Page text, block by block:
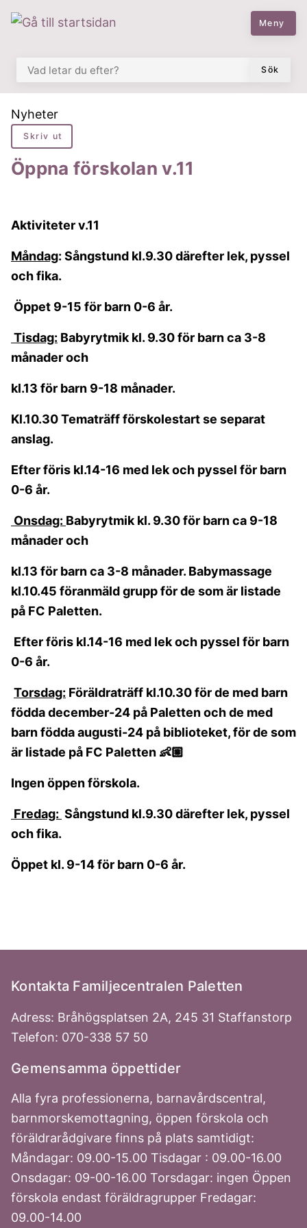
till innehåll
till huvudmeny Meny
Sök
Du är här:
Nyheter
Skriv ut
Öppna förskolan v.11
Aktiviteter v.11
Måndag: Sångstund kl.9.30 därefter lek, pyssel
och fika.
Öppet 9-15 för barn 0-6 år.
Tisdag: Babyrytmik kl. 9.30 för barn ca 3-8
månader och
kl.13 för barn 9-18 månader.
Kl.10.30 Tematräff förskolestart se separat
anslag.
Efter föris kl.14-16 med lek och pyssel för barn
0-6 år.
Onsdag: Babyrytmik kl. 9.30 för barn ca 9-18
månader och
kl.13 för barn ca 3-8 månader. Babymassage
kl.10.45 föranmäld grupp för de som är listade
på FC Paletten.
Efter föris kl.14-16 med lek och pyssel för barn
0-6 år.
Torsdag: Föräldraträff kl.10.30 för de med barn
födda december-24 på Paletten och de med
barn födda augusti-24 på biblioteket, för de som
är listade på FC Paletten 👶🏼
Ingen öppen förskola.
Fredag: Sångstund kl.9.30 därefter lek, pyssel
och fika.
Öppet kl. 9-14 för barn 0-6 år.
Kontakta Familjecentralen Paletten
Adress: Bråhögsplatsen 2A, 245 31 Staffanstorp
Telefon: 070-338 57 50
Gemensamma öppettider
Alla fyra professionerna, barnavårdscentral,
barnmorskemottagning, öppen förskola och
föräldrarådgivare finns på plats samtidigt:
Måndagar: 09.00-15.00 Tisdagar : 09.00-16.00
Onsdagar: 09-00-16.00 Torsdagar: ingen Öppen
förskola endast föräldragrupper Fredagar:
09.00-14.00